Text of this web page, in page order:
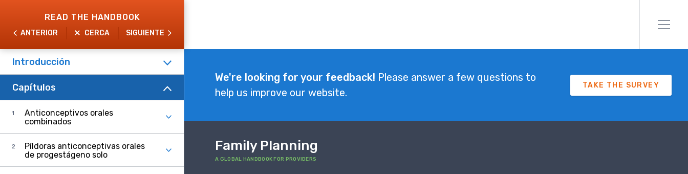
to
main
content
READ THE HANDBOOK
ANTERIOR CERCA SIGUIENTE
Explore
the
Handbook
Introducción
Capítulos
Anticonceptivos orales
combinados
Píldoras anticonceptivas orales
de progestágeno solo
We're looking for your feedback! Please answer a few questions to
help us improve our website.
TAKE THE SURVEY
Family Planning
A GLOBAL HANDBOOK FOR PROVIDERS